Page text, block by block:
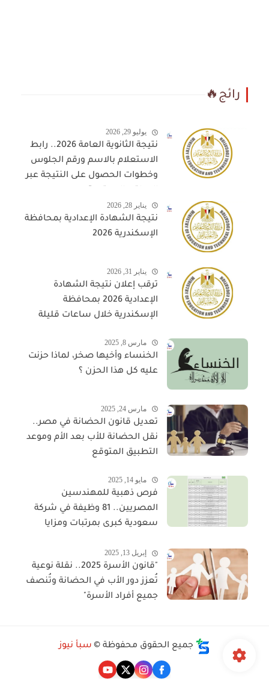
رائج🔥
يوليو 29, 2026
نتيجة الثانوية العامة 2026.. رابط
الاستعلام بالاسم ورقم الجلوس
وخطوات الحصول على النتيجة عبر
يناير 28, 2026
نتيجة الشهادة الإعدادية بمحافظة
الإسكندرية 2026
يناير 31, 2026
ترقب إعلان نتيجة الشهادة
الإعدادية 2026 بمحافظة
الإسكندرية خلال ساعات قليلة
مارس 8, 2025
الخنساء وأخيها صخر، لماذا حزنت
عليه كل هذا الحزن ؟
مارس 24, 2025
تعديل قانون الحضانة في مصر..
نقل الحضانة للأب بعد الأم وموعد
التطبيق المتوقع
مايو 14, 2025
فرص ذهبية للمهندسين
المصريين.. 81 وظيفة في شركة
سعودية كبرى بمرتبات ومزايا
إبريل 13, 2025
"قانون الأسرة 2025.. نقلة نوعية
تُعزز دور الأب في الحضانة وتُنصف
جميع أفراد الأسرة"
جميع الحقوق محفوظة © سبأ نيوز